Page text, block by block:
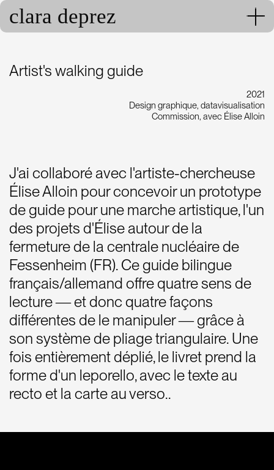
clara deprez
Artist's walking guide
2021
Design graphique, datavisualisation
Commission, avec Élise Alloin
J'ai collaboré avec l'artiste-chercheuse
Élise Alloin pour concevoir un prototype
de guide pour une marche artistique, l'un
des projets d'Élise autour de la
fermeture de la centrale nucléaire de
Fessenheim (FR). Ce guide bilingue
français/allemand offre quatre sens de
lecture ― et donc quatre façons
différentes de le manipuler ― grâce à
son système de pliage triangulaire. Une
fois entièrement déplié, le livret prend la
forme d'un leporello, avec le texte au
recto et la carte au verso..